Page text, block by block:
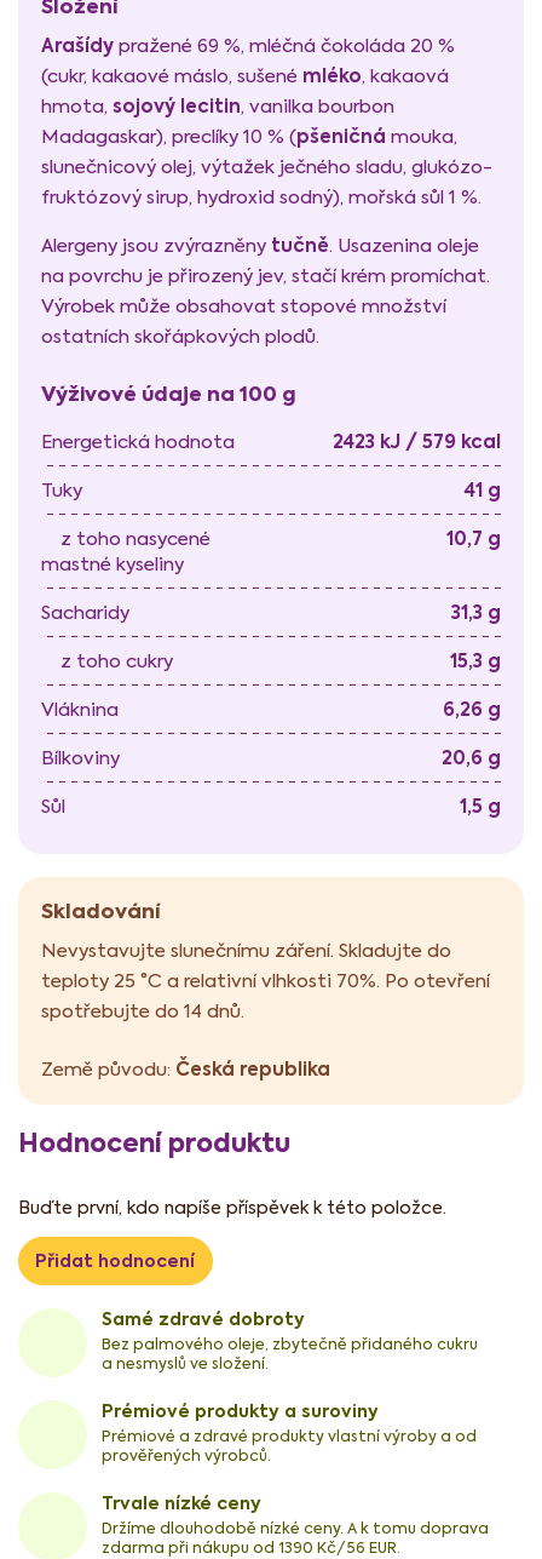
Samé zdravé dobroty
Bez palmového oleje, zbytečně přidaného cukru
a nesmyslů ve složení.
Prémiové produkty a suroviny
Prémiové a zdravé produkty vlastní výroby a od
prověřených výrobců.
Trvale nízké ceny
Držíme dlouhodobě nízké ceny. A k tomu doprava
zdarma při nákupu od 1390 Kč/56 EUR.
Arašídy pražené 69 %, mléčná čokoláda 20 %
(cukr, kakaové máslo, sušené mléko, kakaová
hmota, sojový lecitin, vanilka bourbon
Madagaskar), preclíky 10 % (pšeničná mouka,
slunečnicový olej, výtažek ječného sladu, glukózo-
fruktózový sirup, hydroxid sodný), mořská sůl 1 %.
Alergeny jsou zvýrazněny tučně. Usazenina oleje
na povrchu je přirozený jev, stačí krém promíchat.
Výrobek může obsahovat stopové množství
ostatních skořápkových plodů.
Výživové údaje na 100 g
Energetická hodnota 2423 kJ / 579 kcal
Tuky 41 g
z toho nasycené
mastné kyseliny
10,7 g
Sacharidy 31,3 g
z toho cukry 15,3 g
Vláknina 6,26 g
Bílkoviny 20,6 g
Sůl 1,5 g
Skladování
Nevystavujte slunečnímu záření. Skladujte do
teploty 25 °C a relativní vlhkosti 70%. Po otevření
spotřebujte do 14 dnů.
Země původu: Česká republika
Hodnocení produktu
Buďte první, kdo napíše příspěvek k této položce.
Přidat hodnocení